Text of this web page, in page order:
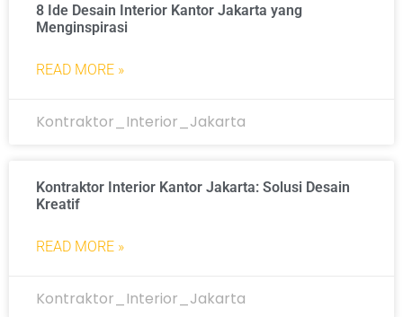
8 Ide Desain Interior Kantor Jakarta yang
Menginspirasi
READ MORE »
Kontraktor_Interior_Jakarta
Kontraktor Interior Kantor Jakarta: Solusi Desain
Kreatif
READ MORE »
Kontraktor_Interior_Jakarta